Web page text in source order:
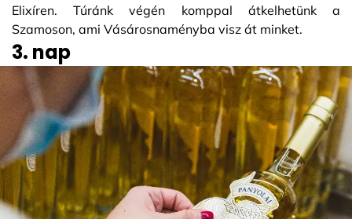
Elixíren. Túránk végén komppal átkelhetünk a
Szamoson, ami Vásárosnaményba visz át minket.
3. nap